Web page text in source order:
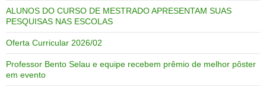
ALUNOS DO CURSO DE MESTRADO APRESENTAM SUAS
PESQUISAS NAS ESCOLAS
Oferta Curricular 2026/02
Professor Bento Selau e equipe recebem prêmio de melhor pôster
em evento